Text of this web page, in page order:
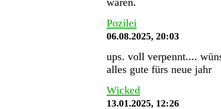
Pozilei
06.08.2025, 20:03
ups. voll verpennt....
alles gute fürs neue jahr
Wicked
13.01.2025, 12:26